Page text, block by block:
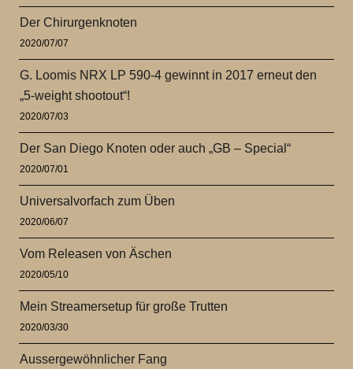
Der Chirurgenknoten
2020/07/07
G. Loomis NRX LP 590-4 gewinnt in 2017 erneut den
„5-weight shootout“!
2020/07/03
Der San Diego Knoten oder auch „GB – Special“
2020/07/01
Universalvorfach zum Üben
2020/06/07
Vom Releasen von Äschen
2020/05/10
Mein Streamersetup für große Trutten
2020/03/30
Aussergewöhnlicher Fang